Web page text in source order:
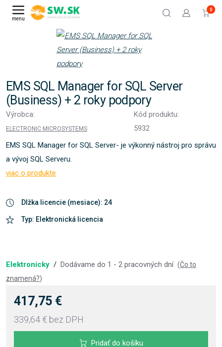
menu
0
EMS SQL Manager for SQL Server
(Business) + 2 roky podpory
Výrobca:
ELECTRONIC MICROSYSTEMS
Kód produktu:
5932
EMS SQL Manager for SQL Server- je výkonný nástroj pro správu
a vývoj SQL Serveru.
viac o produkte
Dlžka licencie (mesiace): 24
Typ: Elektronická licencia
Elektronicky / Dodávame do 1 - 2 pracovných dní (Čo to
znamená?)
417,75 €
339,64 € bez DPH
Pridať do košíku